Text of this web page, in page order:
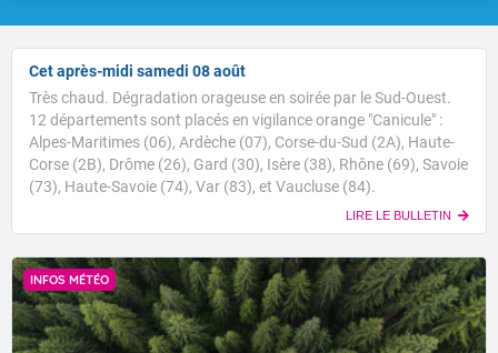
Cet après-midi samedi 08 août
Très chaud. Dégradation orageuse en soirée par le Sud-Ouest.
12 départements sont placés en vigilance orange "Canicule" :
Alpes-Maritimes (06), Ardèche (07), Corse-du-Sud (2A), Haute-
Corse (2B), Drôme (26), Gard (30), Isère (38), Rhône (69), Savoie
(73), Haute-Savoie (74), Var (83), et Vaucluse (84).
LIRE LE BULLETIN
INFOS MÉTÉO